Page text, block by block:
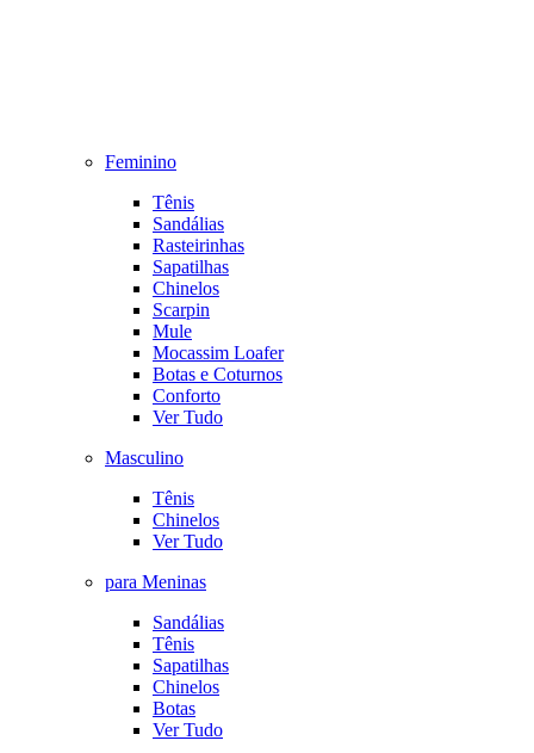
Feminino
Tênis
Sandálias
Rasteirinhas
Sapatilhas
Chinelos
Scarpin
Mule
Mocassim Loafer
Botas e Coturnos
Conforto
Ver Tudo
Masculino
Tênis
Chinelos
Ver Tudo
para Meninas
Sandálias
Tênis
Sapatilhas
Chinelos
Botas
Ver Tudo